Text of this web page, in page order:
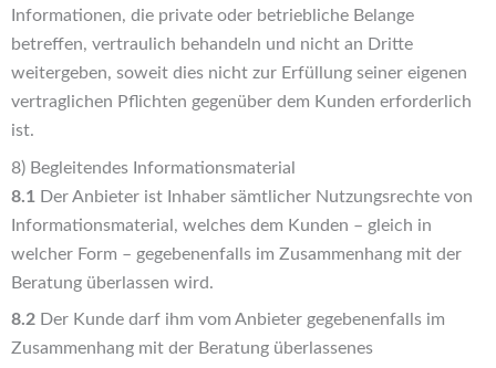
Informationen, die private oder betriebliche Belange
betreffen, vertraulich behandeln und nicht an Dritte
weitergeben, soweit dies nicht zur Erfüllung seiner eigenen
vertraglichen Pflichten gegenüber dem Kunden erforderlich
ist.
8) Begleitendes Informationsmaterial
8.1 Der Anbieter ist Inhaber sämtlicher Nutzungsrechte von
Informationsmaterial, welches dem Kunden – gleich in
welcher Form – gegebenenfalls im Zusammenhang mit der
Beratung überlassen wird.
8.2 Der Kunde darf ihm vom Anbieter gegebenenfalls im
Zusammenhang mit der Beratung überlassenes